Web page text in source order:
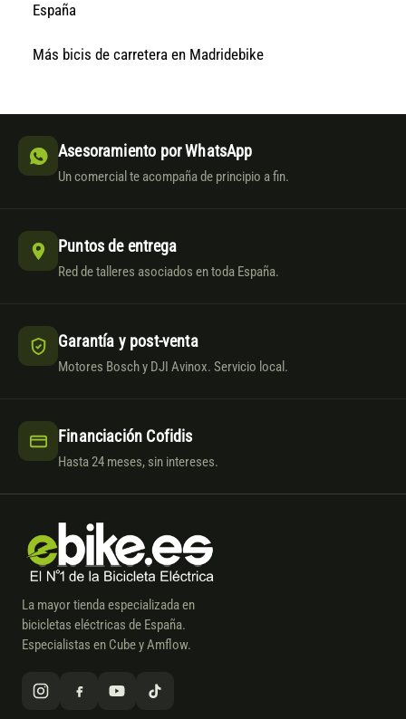
España
Más bicis de carretera en Madridebike
Asesoramiento por WhatsApp
Un comercial te acompaña de principio a fin.
Puntos de entrega
Red de talleres asociados en toda España.
Garantía y post-venta
Motores Bosch y DJI Avinox. Servicio local.
Financiación Cofidis
Hasta 24 meses, sin intereses.
La mayor tienda especializada en
bicicletas eléctricas de España.
Especialistas en Cube y Amflow.